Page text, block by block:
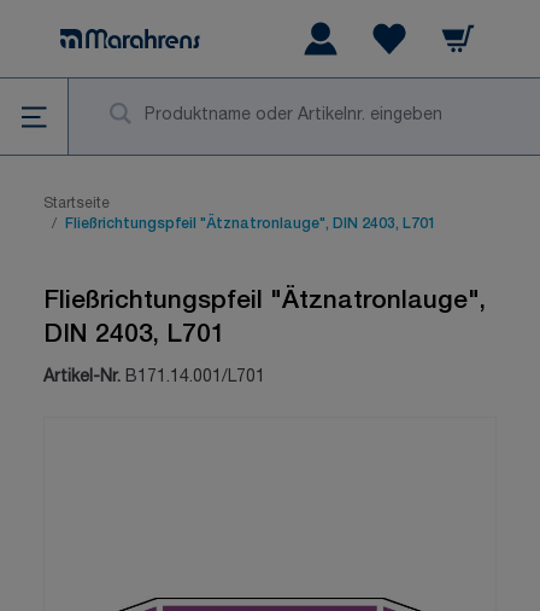
Warenkorb
Startseite
/
Fließrichtungspfeil "Ätznatronlauge", DIN 2403, L701
Fließrichtungspfeil "Ätznatronlauge",
DIN 2403, L701
Artikel-Nr. B171.14.001/L701